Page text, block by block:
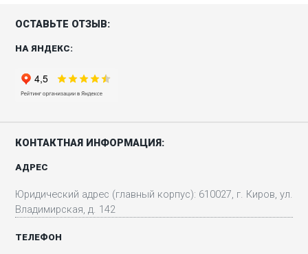
ОСТАВЬТЕ ОТЗЫВ:
НА ЯНДЕКС:
КОНТАКТНАЯ ИНФОРМАЦИЯ:
АДРЕС
Юридический адрес (главный корпус): 610027, г. Киров, ул.
Владимирская, д. 142
ТЕЛЕФОН